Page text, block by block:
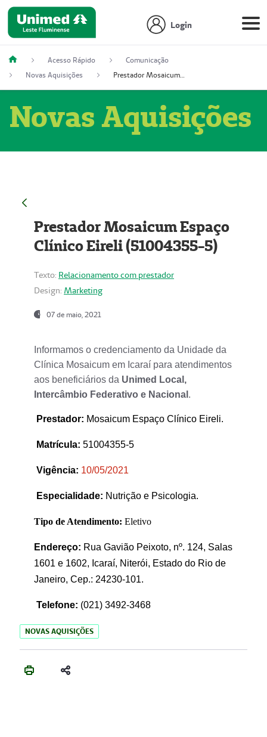
Login
Acesso Rápido
Comunicação
Novas Aquisições
Prestador Mosaicum Espaço Clínico Eireli (51004355-5)
Novas Aquisições
Prestador Mosaicum Espaço
Clínico Eireli (51004355-5)
Texto: Relacionamento com prestador
Design: Marketing
07 de maio, 2021
Informamos o credenciamento da Unidade da
Clínica Mosaicum em Icaraí para atendimentos
aos beneficiários da Unimed Local,
Intercâmbio Federativo e Nacional .
Prestador: Mosaicum Espaço Clínico Eireli.
Matrícula: 51004355-5
Vigência: 10/05/2021
Especialidade: Nutrição e Psicologia.
Tipo de Atendimento: Eletivo
Endereço: Rua Gavião Peixoto, nº. 124, Salas
1601 e 1602, Icaraí, Niterói, Estado do Rio de
Janeiro, Cep.: 24230-101.
Telefone: (021) 3492-3468
NOVAS AQUISIÇÕES